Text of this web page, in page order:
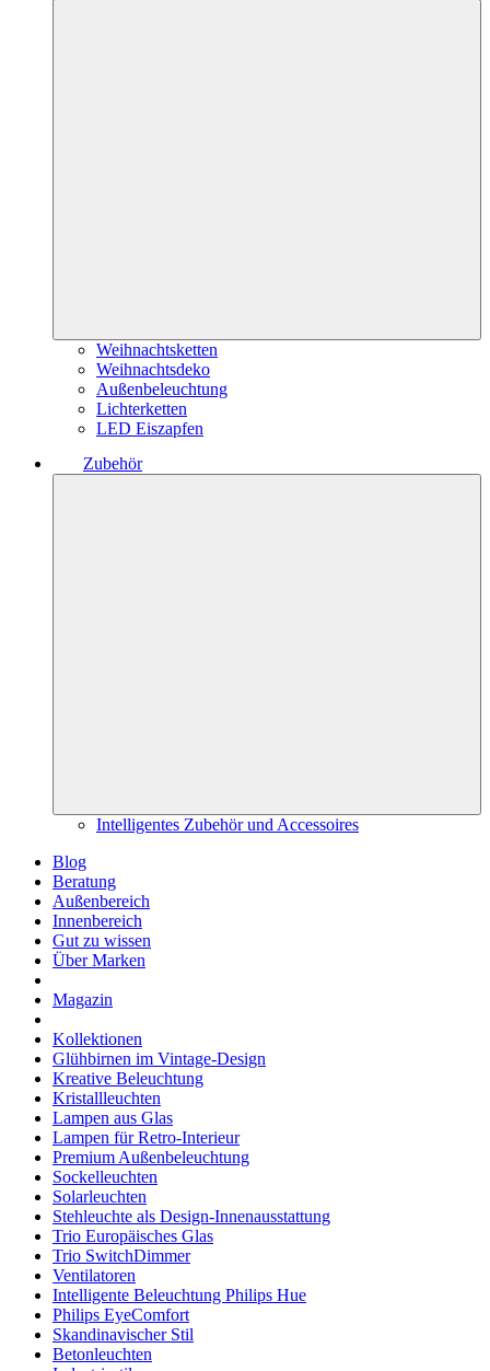
Weihnachtsketten
Weihnachtsdeko
Außenbeleuchtung
Lichterketten
LED Eiszapfen
Zubehör
Intelligentes Zubehör und Accessoires
Blog
Beratung
Außenbereich
Innenbereich
Gut zu wissen
Über Marken
Magazin
Kollektionen
Glühbirnen im Vintage-Design
Kreative Beleuchtung
Kristallleuchten
Lampen aus Glas
Lampen für Retro-Interieur
Premium Außenbeleuchtung
Sockelleuchten
Solarleuchten
Stehleuchte als Design-Innenausstattung
Trio Europäisches Glas
Trio SwitchDimmer
Ventilatoren
Intelligente Beleuchtung Philips Hue
Philips EyeComfort
Skandinavischer Stil
Betonleuchten